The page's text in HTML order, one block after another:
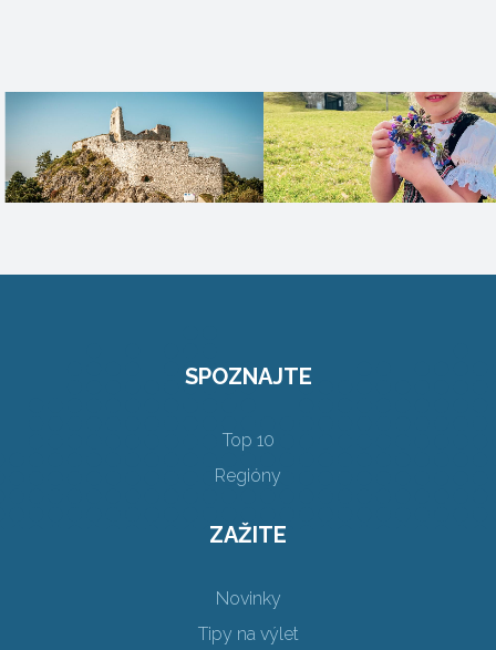
SPOZNAJTE
Top 10
Regióny
ZAŽITE
Novinky
Tipy na výlet